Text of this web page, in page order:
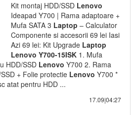
Kit montaj HDD/SSD Lenovo
Ideapad Y700 | Rama adaptoare +
Mufa SATA 3 Laptop – Calculator
Componente si accesorii 69 lei Iasi
Azi 69 lei: Kit Upgrade Laptop
Lenovo Y700-15ISK 1. Mufa
HDD/SSD Lenovo Y700 2. Rama
+ Folie protectie Lenovo Y700 *
atat pentru HDD ...
17.09|04:27